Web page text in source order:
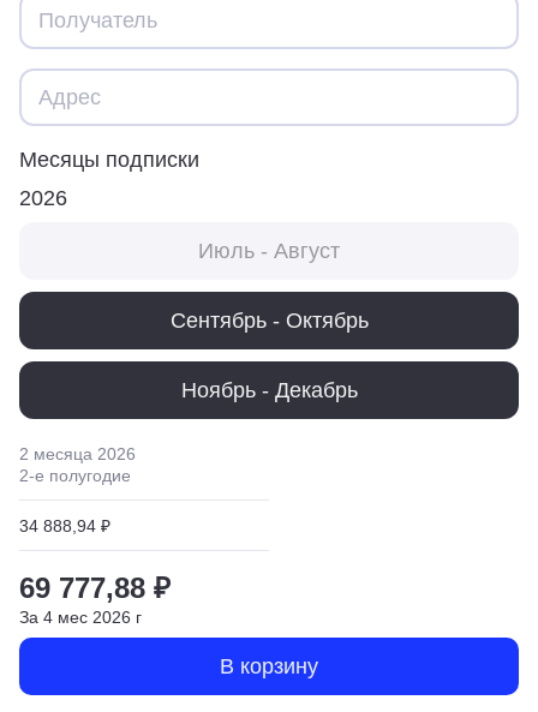
Месяцы подписки
2026
Июль - Август
Сентябрь - Октябрь
Ноябрь - Декабрь
2 месяца 2026
2-е полугодие
34 888,94 ₽
69 777,88 ₽
За 4 мес 2026 г
В корзину